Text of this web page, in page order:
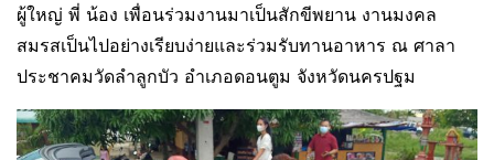
ผู้ใหญ่ พี่ น้อง เพื่อนร่วมงานมาเป็นสักขีพยาน งานมงคล
สมรสเป็นไปอย่างเรียบง่ายและร่วมรับทานอาหาร ณ ศาลา
ประชาคมวัดลำลูกบัว อำเภอดอนตูม จังหวัดนครปฐม